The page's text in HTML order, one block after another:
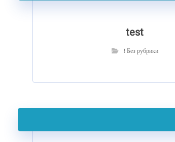
test
! Без рубрики